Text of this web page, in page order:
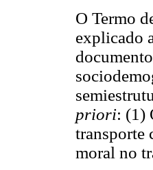
O Termo
explicado
priori: (1)
transporte
moral no